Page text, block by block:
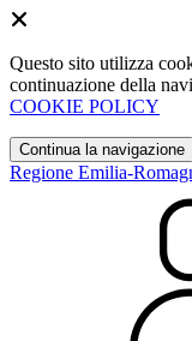
Questo sito utilizza
continuazione della
COOKIE POLICY
Continua la navigazione
Regione Emilia-